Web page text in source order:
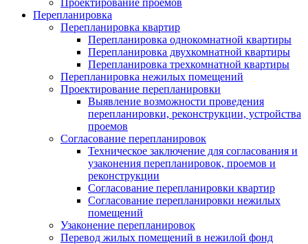
Проектирование проемов
Перепланировка
Перепланировка квартир
Перепланировка однокомнатной квартиры
Перепланировка двухкомнатной квартиры
Перепланировка трехкомнатной квартиры
Перепланировка нежилых помещений
Проектирование перепланировки
Выявление возможности проведения
перепланировки, реконструкции, устройства
проемов
Согласование перепланировок
Техническое заключение для согласования и
узаконения перепланировок, проемов и
реконструкции
Согласование перепланировки квартир
Согласование перепланировки нежилых
помещений
Узаконение перепланировок
Перевод жилых помещений в нежилой фонд